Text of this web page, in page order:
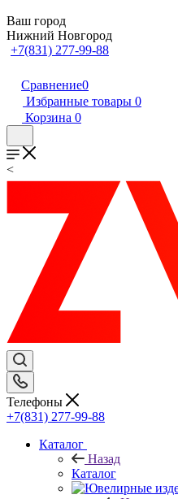
Ваш город
Нижний Новгород
+7(831) 277-99-88
Сравнение0
Избранные товары 0
Корзина 0
<
Телефоны
+7(831) 277-99-88
Каталог
Назад
Каталог